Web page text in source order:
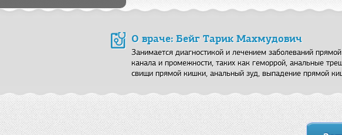
О враче: Бейг Тарик Махмудович
Занимается диагностикой и лечением заболеваний
канала и промежности, таких как геморрой, анальные
свищи прямой кишки, анальный зуд, выпадение прямой